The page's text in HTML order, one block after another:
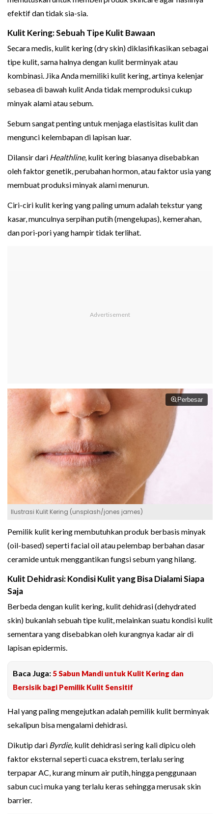
efektif dan tidak sia-sia.
Kulit Kering: Sebuah Tipe Kulit Bawaan
Secara medis, kulit kering (dry skin) diklasifikasikan sebagai
tipe kulit, sama halnya dengan kulit berminyak atau
kombinasi. Jika Anda memiliki kulit kering, artinya kelenjar
sebasea di bawah kulit Anda tidak memproduksi cukup
minyak alami atau sebum.
Sebum sangat penting untuk menjaga elastisitas kulit dan
mengunci kelembapan di lapisan luar.
Dilansir dari Healthline, kulit kering biasanya disebabkan
oleh faktor genetik, perubahan hormon, atau faktor usia yang
membuat produksi minyak alami menurun.
Ciri-ciri kulit kering yang paling umum adalah tekstur yang
kasar, munculnya serpihan putih (mengelupas), kemerahan,
dan pori-pori yang hampir tidak terlihat.
Perbesar
Ilustrasi Kulit Kering (unsplash/jones james)
Pemilik kulit kering membutuhkan produk berbasis minyak
(oil-based) seperti facial oil atau pelembap berbahan dasar
ceramide untuk menggantikan fungsi sebum yang hilang.
Kulit Dehidrasi: Kondisi Kulit yang Bisa Dialami Siapa
Saja
Berbeda dengan kulit kering, kulit dehidrasi (dehydrated
skin) bukanlah sebuah tipe kulit, melainkan suatu kondisi kulit
sementara yang disebabkan oleh kurangnya kadar air di
lapisan epidermis.
Baca Juga: 5 Sabun Mandi untuk Kulit Kering dan
Bersisik bagi Pemilik Kulit Sensitif
Hal yang paling mengejutkan adalah pemilik kulit berminyak
sekalipun bisa mengalami dehidrasi.
Dikutip dari Byrdie, kulit dehidrasi sering kali dipicu oleh
faktor eksternal seperti cuaca ekstrem, terlalu sering
terpapar AC, kurang minum air putih, hingga penggunaan
sabun cuci muka yang terlalu keras sehingga merusak skin
barrier.